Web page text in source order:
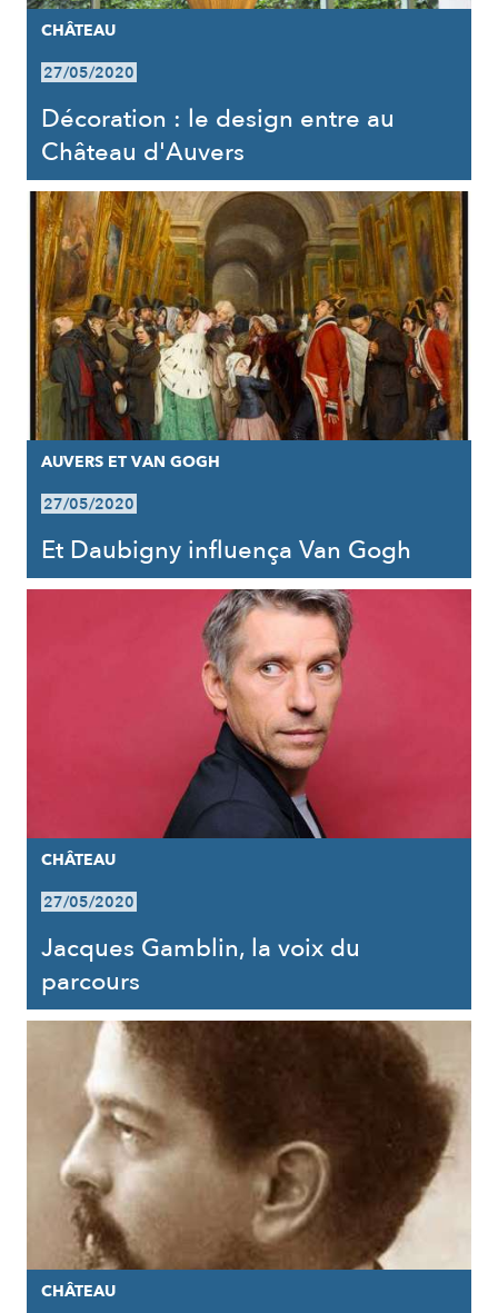
CHÂTEAU
27/05/2020
Décoration : le design entre au
Château d'Auvers
AUVERS ET VAN GOGH
27/05/2020
Et Daubigny influença Van Gogh
CHÂTEAU
27/05/2020
Jacques Gamblin, la voix du
parcours
CHÂTEAU